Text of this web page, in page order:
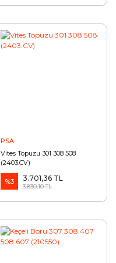
PSA
Vites Topuzu 301 308 508
(2403.CV)
%3 3.701,36 TL
3.830,10 TL